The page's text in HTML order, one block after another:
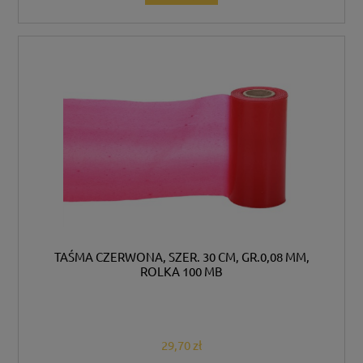
TAŚMA CZERWONA, SZER. 30 CM, GR.0,08 MM,
ROLKA 100 MB
29,70 zł